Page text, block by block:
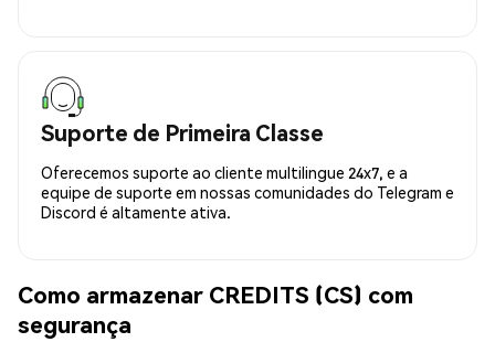
Suporte de Primeira Classe
Oferecemos suporte ao cliente multilingue 24x7, e a
equipe de suporte em nossas comunidades do Telegram e
Discord é altamente ativa.
Como armazenar CREDITS (CS) com
segurança